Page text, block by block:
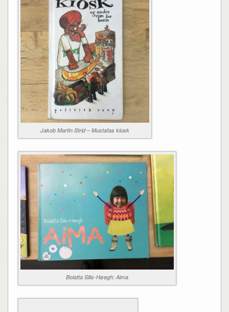
Jakob Martin Strid – Mustafas kiosk
Bolatta Silis-Høegh: Aima